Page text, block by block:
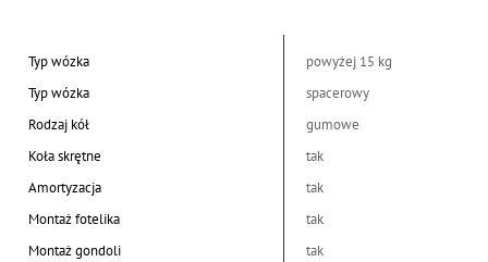
Typ wózka
powyżej 15 kg
Typ wózka
spacerowy
Rodzaj kół
gumowe
Koła skrętne
tak
Amortyzacja
tak
Montaż fotelika
tak
Montaż gondoli
tak